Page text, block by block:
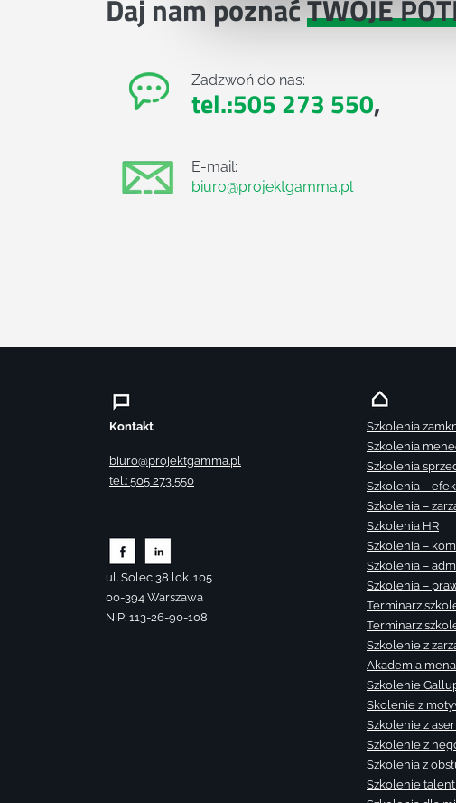
Daj nam poznaćTWOJE
Zadzwoń do nas:
tel.:505 273 550,
E-mail:
biuro@projektgamma.pl
Kontakt
biuro@projektgamma.pl
tel.: 505 273 550
ul. Solec 38 lok. 105
00-394 Warszawa
NIP: 113-26-90-108
Szkolenia
Szkolenia
Szkolenia
Szkolenia –
Szkolenia –
Szkolenia HR
Szkolenia –
Szkolenia –
Szkolenia –
Terminarz
Terminarz
Szkolenie z
Akademia
Szkolenie
Skolenie z
Szkolenie z
Szkolenie z
Szkolenia z
Szkolenie